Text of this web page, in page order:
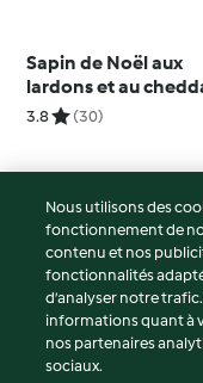
Sapin de Noël aux
lardons et au
3.8 (30)
© Copyright 2026
Conditions d'utilisation
Politique de
Non-responsabilité
Mentions légales
Nous utilisons des
fonctionnement de
contenu et nos
fonctionnalités
d’analyser notre
informations quant à
nos partenaires
sociaux.